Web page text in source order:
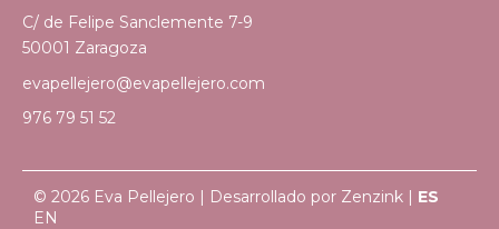
C/ de Felipe Sanclemente 7-9
50001 Zaragoza
evapellejero@evapellejero.com
976 79 51 52
© 2026 Eva Pellejero | Desarrollado por Zenzink | ES
EN